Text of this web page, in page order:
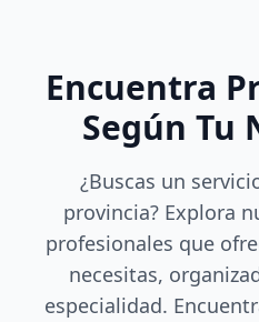
Encuentra
Según Tu
¿Buscas un
provincia? Explora
profesionales que
necesitas,
especialidad.